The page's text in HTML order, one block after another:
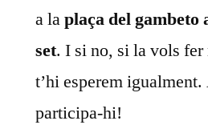
a laplaça del gambeto
set. I si no, si la vols fer
t’hi esperem
participa-hi!